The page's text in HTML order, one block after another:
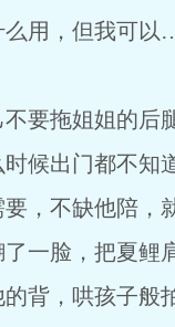
么用，但我可
拖姐姐的后腿
出门都不知道
不缺他陪，就
脸，把夏鲤肩
，哄孩子般拍